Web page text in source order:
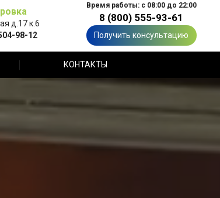
д.17 к.6
98-12
Время работы: с 08:00 до 22:00
8 (800) 555-93-61
Получить консультацию
КОНТАКТЫ